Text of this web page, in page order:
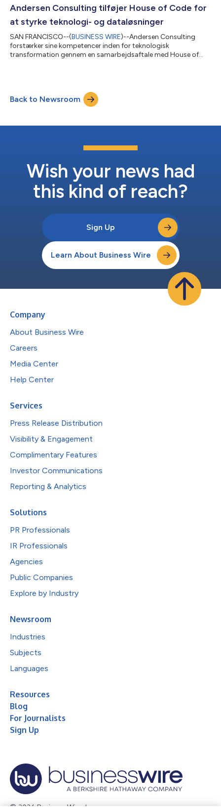
Firmaet støtter klienter gennem international
forretningsudvikling og eksportrådgivnin...
Andersen Consulting tilføjer House of Code for
at styrke teknologi- og dataløsninger
SAN FRANCISCO--(BUSINESS WIRE)--Andersen Consulting
forstærker sine kompetencer inden for teknologisk
transformation gennem en samarbejdsaftale med House of
og udvikler softwareløsninger samt yder rådgivning til
energihandels- og finanssektoren med kunder, der spænder
over hedgefonde, kapitalfonde og forsyningsvirksomhed...
Back to Newsroom
Wish your news had
this kind of reach?
Sign Up
Learn About Business Wire
Company
About Business Wire
Careers
Media Center
Help Center
Services
Press Release Distribution
Visibility & Engagement
Complimentary Features
Investor Communications
Reporting & Analytics
Solutions
PR Professionals
IR Professionals
Agencies
Public Companies
Explore by Industry
Newsroom
Industries
Subjects
Languages
Resources
Blog
For Journalists
Sign Up
© 2026 Business Wire, Inc.